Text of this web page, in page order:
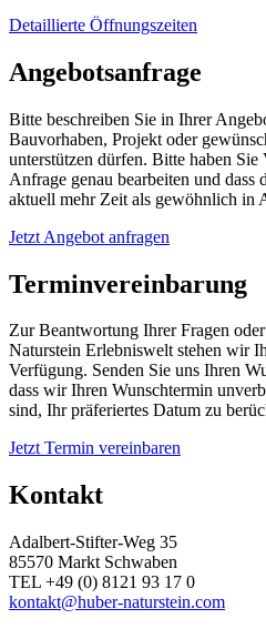
Detaillierte Öffnungszeiten
Angebotsanfrage
Bitte beschreiben Sie in Ihrer
Bauvorhaben, Projekt oder
unterstützen dürfen. Bitte haben Sie
Anfrage genau bearbeiten und dass
aktuell mehr Zeit als gewöhnlich in
Jetzt Angebot anfragen
Terminvereinbarung
Zur Beantwortung Ihrer Fragen
Naturstein Erlebniswelt stehen wir
Verfügung. Senden Sie uns Ihren
dass wir Ihren Wunschtermin
sind, Ihr präferiertes Datum zu
Jetzt Termin vereinbaren
Kontakt
Adalbert-Stifter-Weg 35
85570 Markt Schwaben
TEL +49 (0) 8121 93 17 0
kontakt@huber-naturstein.com